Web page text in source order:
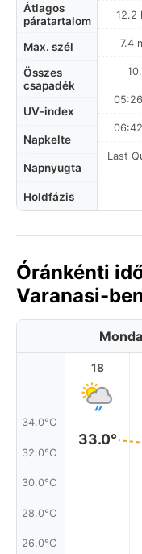
Átlagos
páratartalom
Max. szél
Összes
csapadék
UV-index
Napkelte
Napnyugta
Holdfázis
12.2
7.4
Last
Óránkénti
Varanasi-
34.0°C
32.0°C
30.0°C
28.0°C
26.0°C
18
33.0°